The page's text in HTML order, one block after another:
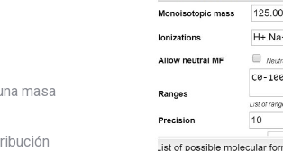
masa